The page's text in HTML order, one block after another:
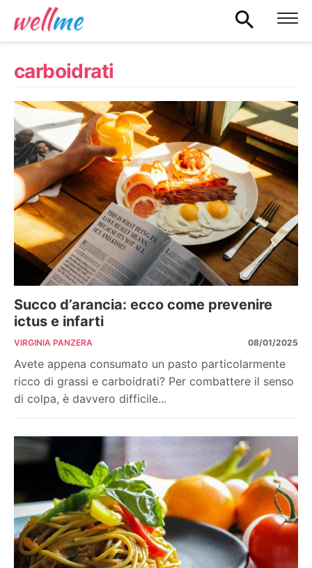
carboidrati
Succo d’arancia: ecco come prevenire
ictus e infarti
VIRGINIA PANZERA 08/01/2025
Avete appena consumato un pasto particolarmente
ricco di grassi e carboidrati? Per combattere il senso
di colpa, è davvero difficile...